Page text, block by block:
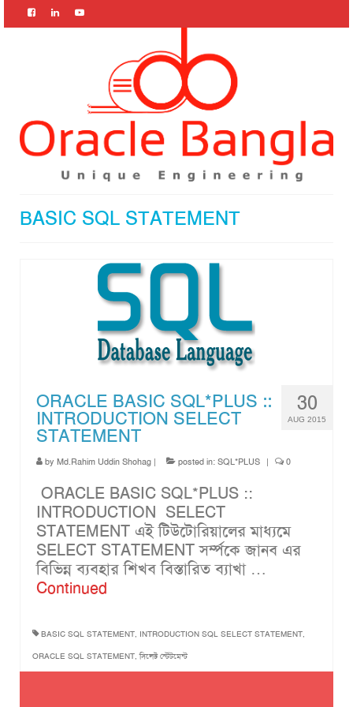
BASIC SQL STATEMENT
30
AUG 2015
ORACLE BASIC SQL*PLUS ::
INTRODUCTION SELECT
STATEMENT
by Md.Rahim Uddin Shohag | posted in: SQL*PLUS | 0
ORACLE BASIC SQL*PLUS ::
INTRODUCTION SELECT
STATEMENT এই টিউটোরিয়ালের মাধ্যমে
SELECT STATEMENT সর্ম্পকে জানব এর
বিভিন্ন ব্যবহার শিখব বিস্তারিত ব্যাখা …
Continued
BASIC SQL STATEMENT, INTRODUCTION SQL SELECT STATEMENT,
ORACLE SQL STATEMENT,সিলেক্ট স্টেটমেন্ট